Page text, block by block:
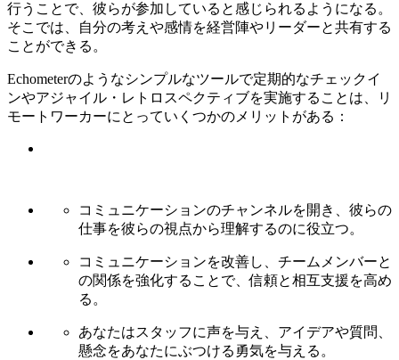
行うことで、彼らが参加していると感じられるようになる。
そこでは、自分の考えや感情を経営陣やリーダーと共有する
ことができる。
Echometerのようなシンプルなツールで定期的なチェックイ
ンやアジャイル・レトロスペクティブを実施することは、リ
モートワーカーにとっていくつかのメリットがある：
コミュニケーションのチャンネルを開き、彼らの
仕事を彼らの視点から理解するのに役立つ。
コミュニケーションを改善し、チームメンバーと
の関係を強化することで、信頼と相互支援を高め
る。
あなたはスタッフに声を与え、アイデアや質問、
懸念をあなたにぶつける勇気を与える。